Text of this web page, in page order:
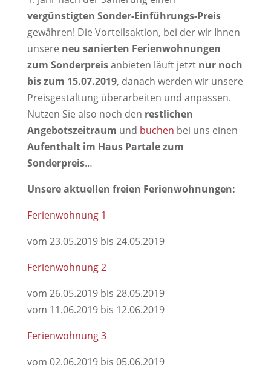
vergünstigten Sonder-Einführungs-Preis
gewähren! Die Vorteilsaktion, bei der wir Ihnen
unsere neu sanierten Ferienwohnungen
zum Sonderpreisanbieten läuft jetzt nur noch
bis zum 15.07.2019, danach werden wir unsere
Preisgestaltung überarbeiten und anpassen.
Nutzen Sie also noch den restlichen
Angebotszeitraum und buchen bei uns einen
Aufenthalt im Haus Partale zum
Sonderpreis…
Unsere aktuellen freien Ferienwohnungen:
Ferienwohnung 1
vom 23.05.2019 bis 24.05.2019
Ferienwohnung 2
vom 26.05.2019 bis 28.05.2019
vom 11.06.2019 bis 12.06.2019
Ferienwohnung 3
vom 02.06.2019 bis 05.06.2019